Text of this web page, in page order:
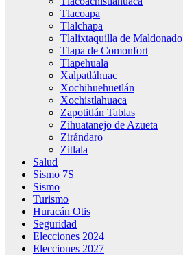
Tlacoapa
Tlalchapa
Tlalixtaquilla de Maldonado
Tlapa de Comonfort
Tlapehuala
Xalpatláhuac
Xochihuehuetlán
Xochistlahuaca
Zapotitlán Tablas
Zihuatanejo de Azueta
Zirándaro
Zitlala
Salud
Sismo 7S
Sismo
Turismo
Huracán Otis
Seguridad
Elecciones 2024
Elecciones 2027